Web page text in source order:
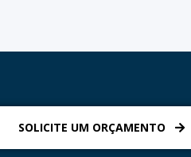
SOLICITE UM ORÇAMENTO